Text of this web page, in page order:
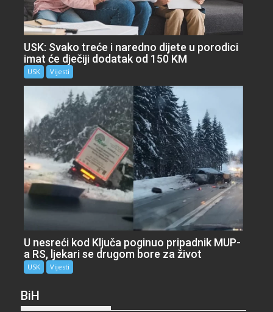
USK: Svako treće i naredno dijete u porodici
imat će dječiji dodatak od 150 KM
USK Vijesti
U nesreći kod Ključa poginuo pripadnik MUP-
a RS, ljekari se drugom bore za život
USK Vijesti
BiH